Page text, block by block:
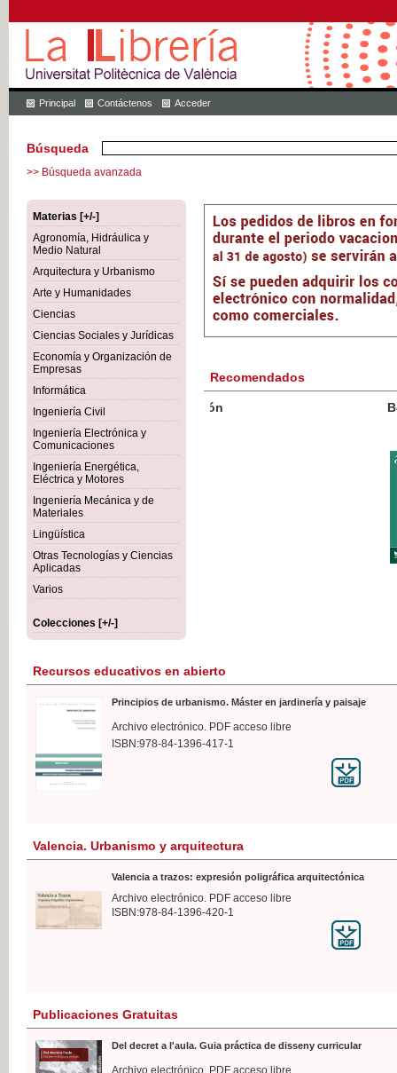
Principal Contáctenos Acceder
Búsqueda
>> Búsqueda avanzada
Materias [+/-]
Agronomía, Hidráulica y
Medio Natural
Arquitectura y Urbanismo
Arte y Humanidades
Ciencias
Ciencias Sociales y Jurídicas
Economía y Organización de
Empresas
Informática
Ingeniería Civil
Ingeniería Electrónica y
Comunicaciones
Ingeniería Energética,
Eléctrica y Motores
Ingeniería Mecánica y de
Materiales
Lingüística
Otras Tecnologías y Ciencias
Aplicadas
Varios
Colecciones [+/-]
Recomendados
Botánica Agroalimentaria
Recursos educativos en abierto
Principios de urbanismo. Máster en jardinería y paisaje
Archivo electrónico. PDF acceso libre
ISBN:978-84-1396-417-1
Valencia. Urbanismo y arquitectura
Valencia a trazos: expresión poligráfica arquitectónica
Archivo electrónico. PDF acceso libre
ISBN:978-84-1396-420-1
Publicaciones Gratuitas
Del decret a l'aula. Guia práctica de disseny curricular
Archivo electrónico. PDF acceso libre